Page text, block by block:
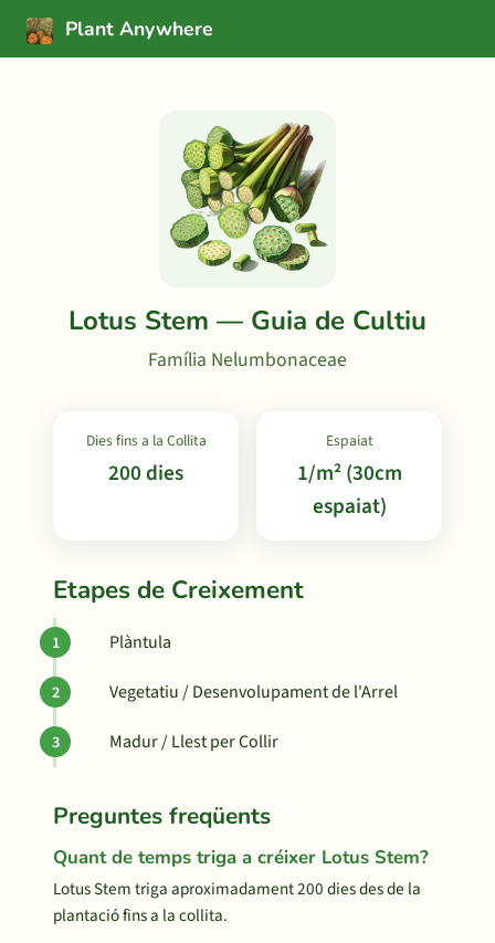
Plant Anywhere
Lotus Stem — Guia de Cultiu
Família Nelumbonaceae
Dies fins a la Collita
200 dies
Espaiat
1/m² (30cm
espaiat)
Etapes de Creixement
Plàntula
Vegetatiu / Desenvolupament de l'Arrel
Madur / Llest per Collir
Preguntes freqüents
Quant de temps triga a créixer Lotus Stem?
Lotus Stem triga aproximadament 200 dies des de la
plantació fins a la collita.